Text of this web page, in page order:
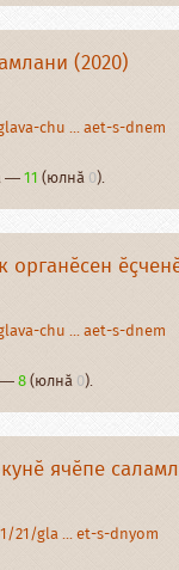
(2020)
chu ... aet-s-dnem
—11(юлнӑ0).
chu ... aet-s-dnem
—8(юлнӑ0).
ячӗпе
21/gla ... et-s-dnyom